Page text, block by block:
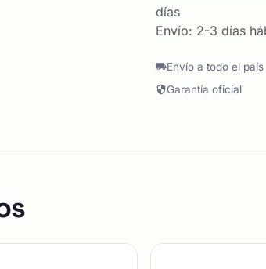
días
Envío: 2-3 días
Envío a todo el país
Garantía oficial